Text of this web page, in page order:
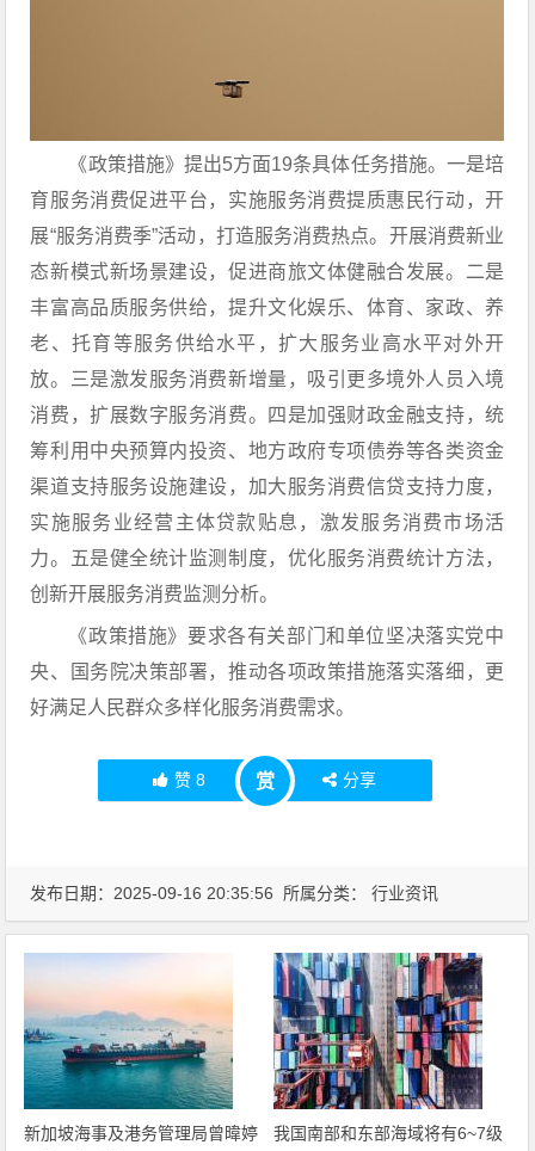
《政策措施》提出5方面19条具体任务措施。一是培
育服务消费促进平台，实施服务消费提质惠民行动，开
展“服务消费季”活动，打造服务消费热点。开展消费新业
态新模式新场景建设，促进商旅文体健融合发展。二是
丰富高品质服务供给，提升文化娱乐、体育、家政、养
老、托育等服务供给水平，扩大服务业高水平对外开
放。三是激发服务消费新增量，吸引更多境外人员入境
消费，扩展数字服务消费。四是加强财政金融支持，统
筹利用中央预算内投资、地方政府专项债券等各类资金
渠道支持服务设施建设，加大服务消费信贷支持力度，
实施服务业经营主体贷款贴息，激发服务消费市场活
力。五是健全统计监测制度，优化服务消费统计方法，
创新开展服务消费监测分析。
《政策措施》要求各有关部门和单位坚决落实党中
央、国务院决策部署，推动各项政策措施落实落细，更
好满足人民群众多样化服务消费需求。
赞 8 赏 分享
发布日期：2025-09-16 20:35:56 所属分类：行业资讯
新加坡海事及港务管理局曾暐婷
我国南部和东部海域将有6~7级